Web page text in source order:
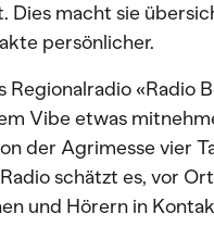
Dies macht sie
persönlicher.
Regionalradio «Radio
Vibe etwas
der Agrimesse vier
schätzt es, vor
und Hörern in